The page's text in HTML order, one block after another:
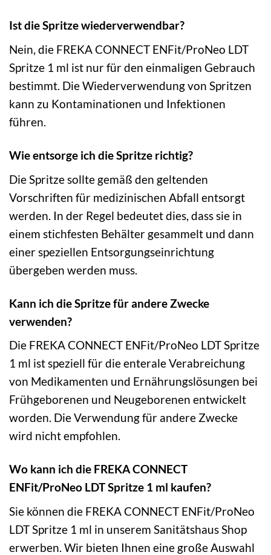
Ist die Spritze wiederverwendbar?
Nein, die FREKA CONNECT ENFit/ProNeo LDT
Spritze 1 ml ist nur für den einmaligen Gebrauch
bestimmt. Die Wiederverwendung von Spritzen
kann zu Kontaminationen und Infektionen
führen.
Wie entsorge ich die Spritze richtig?
Die Spritze sollte gemäß den geltenden
Vorschriften für medizinischen Abfall entsorgt
werden. In der Regel bedeutet dies, dass sie in
einem stichfesten Behälter gesammelt und dann
einer speziellen Entsorgungseinrichtung
übergeben werden muss.
Kann ich die Spritze für andere Zwecke
verwenden?
Die FREKA CONNECT ENFit/ProNeo LDT Spritze
1 ml ist speziell für die enterale Verabreichung
von Medikamenten und Ernährungslösungen bei
Frühgeborenen und Neugeborenen entwickelt
worden. Die Verwendung für andere Zwecke
wird nicht empfohlen.
Wo kann ich die FREKA CONNECT
ENFit/ProNeo LDT Spritze 1 ml kaufen?
Sie können die FREKA CONNECT ENFit/ProNeo
LDT Spritze 1 ml in unserem Sanitätshaus Shop
erwerben. Wir bieten Ihnen eine große Auswahl